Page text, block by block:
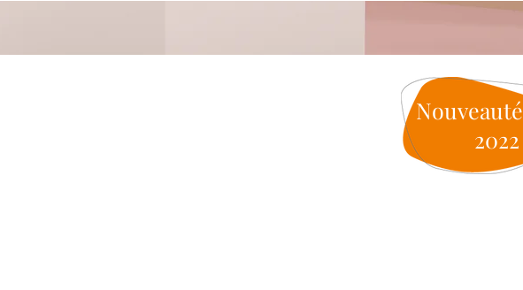
Nouveauté
2022
First au logement d’abord en France »